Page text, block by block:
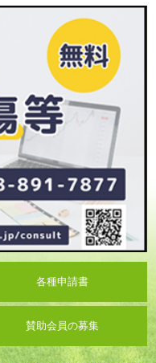
各種申請書
賛助会員の募集